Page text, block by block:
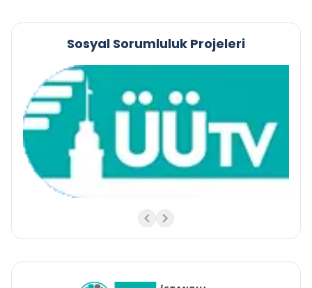
Sosyal Sorumluluk Projeleri